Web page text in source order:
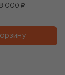
000 ₽